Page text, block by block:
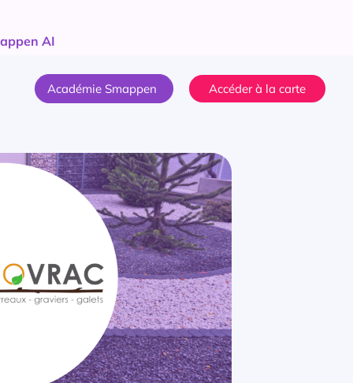
AI
Académie Smappen Accéder à la carte